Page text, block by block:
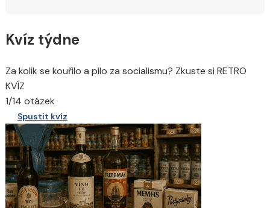
Kvíz týdne
Za kolik se kouřilo a pilo za socialismu? Zkuste si RETRO
KVÍZ
1/14 otázek
Spustit kvíz